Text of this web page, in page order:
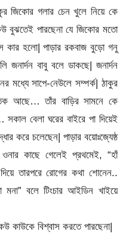
জিকোর গলার চেন খুলে নিয়ে কে
বুঝতেই পারছেনা যে জিকোর মতো
কার হলো| পাড়ার রকবাজ বুড়ো গনু
জনার্দন বাবু বলে ডাকছে| জনার্দন
মধ্যে সাপে-নেউলে সম্পর্ক| ঠাকুর
আছে… তাঁর বাড়ির সামনে কে
বেলা ঘরের বাইরে পা দিয়েই
করে চলেছেন| পাড়ার বয়োঃজ্যেষ্ঠ
ওনার কাছে গেলেই প্রথমেই, “হাঁ
তারপরে রোগের কথা শোনেন..
বলে টিংচার আইডিন খাইয়ে
কাউকে বিশ্বাস করতে পারছেনা|